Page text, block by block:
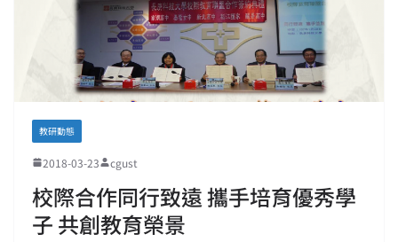
教研動態
2018-03-23 cgust
校際合作同行致遠 攜手培育優秀學
子 共創教育榮景